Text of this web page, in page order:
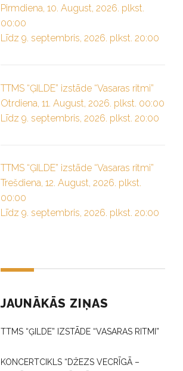
Pirmdiena, 10. August, 2026. plkst.
00:00
Līdz 9. septembris, 2026. plkst. 20:00
TTMS “ĢILDE” izstāde “Vasaras ritmi”
Otrdiena, 11. August, 2026. plkst. 00:00
Līdz 9. septembris, 2026. plkst. 20:00
TTMS “ĢILDE” izstāde “Vasaras ritmi”
Trešdiena, 12. August, 2026. plkst.
00:00
Līdz 9. septembris, 2026. plkst. 20:00
JAUNĀKĀS ZIŅAS
TTMS “ĢILDE” IZSTĀDE “VASARAS RITMI”
KONCERTCIKLS “DŽEZS VECRĪGĀ –